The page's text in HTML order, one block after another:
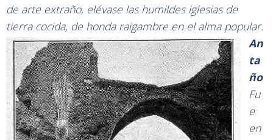
de arte extraño, elévase las humildes iglesias de
tierra cocida, de honda raigambre en el alma popular.
An
ta
ño
Fu
e
en